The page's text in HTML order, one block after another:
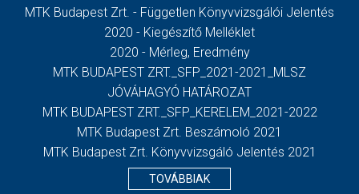
MTK Budapest Zrt. - Független Könyvvizsgálói Jelentés
2020 - Kiegészítő Melléklet
2020 - Mérleg, Eredmény
MTK BUDAPEST ZRT._SFP_2021-2021_MLSZ
JÓVÁHAGYÓ HATÁROZAT
MTK BUDAPEST ZRT._SFP_KERELEM_2021-2022
MTK Budapest Zrt. Beszámoló 2021
MTK Budapest Zrt. Könyvvizsgáló Jelentés 2021
TOVÁBBIAK